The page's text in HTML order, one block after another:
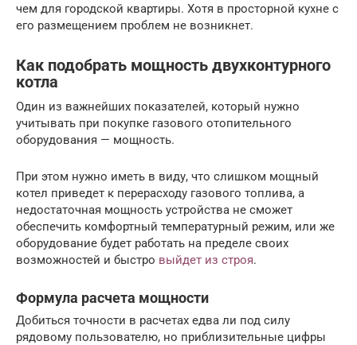
чем для городской квартиры. Хотя в просторной кухне с
его размещением проблем не возникнет.
Как подобрать мощность двухконтурного
котла
Один из важнейших показателей, который нужно
учитывать при покупке газового отопительного
оборудования — мощность.
При этом нужно иметь в виду, что слишком мощный
котел приведет к перерасходу газового топлива, а
недостаточная мощность устройства не сможет
обеспечить комфортный температурный режим, или же
оборудование будет работать на пределе своих
возможностей и быстро выйдет из строя.
Формула расчета мощности
Добиться точности в расчетах едва ли под силу
рядовому пользователю, но приблизительные цифры